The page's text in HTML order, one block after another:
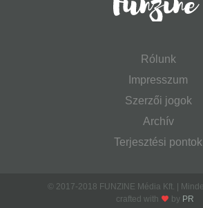
Rólunk
Impresszum
Szerzői jogok
Archív
Terjesztési pontok
© 2017-2018 FUNZINE Média Kft. |
crafted with
by PR